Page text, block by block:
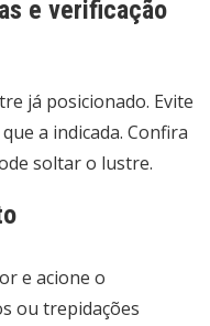
e verificação
já posicionado. Evite
a indicada. Confira
soltar o lustre.
e acione o
ou trepidações